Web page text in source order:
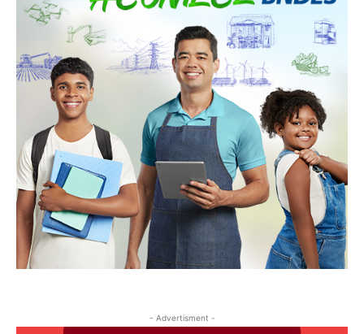
- Advertisment -